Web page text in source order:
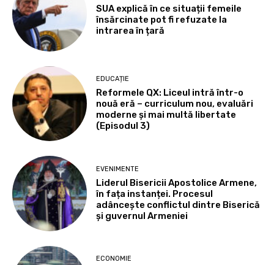
SUA explică în ce situații femeile
însărcinate pot fi refuzate la
intrarea în țară
EDUCAȚIE
Reformele QX: Liceul intră într-o
nouă eră – curriculum nou, evaluări
moderne și mai multă libertate
(Episodul 3)
EVENIMENTE
Liderul Bisericii Apostolice Armene,
în fața instanței. Procesul
adâncește conflictul dintre Biserică
și guvernul Armeniei
ECONOMIE